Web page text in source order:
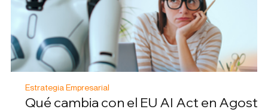
Qué cambia con el EU AI Act en Agosto
Estrategia Empresarial